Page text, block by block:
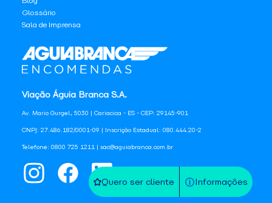
Quero ser cliente Informações
Viação Águia Branca S.A.
Av. Mario Gurgel, 5030 | Cariacica - ES - CEP: 29145-901
CNPJ: 27.486.182/0001-09 | Inscrição Estadual: 080.444.20-2
Telefone: 0800 725 1211 | sac@aguiabranca.com.br
Glossário
Sala de Imprensa